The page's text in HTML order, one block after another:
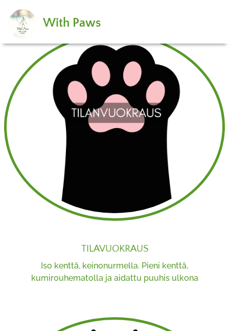
With Paws
TILAVUOKRAUS
Iso kenttä, keinonurmella. Pieni kenttä,
kumirouhematolla ja aidattu puuhis ulkona